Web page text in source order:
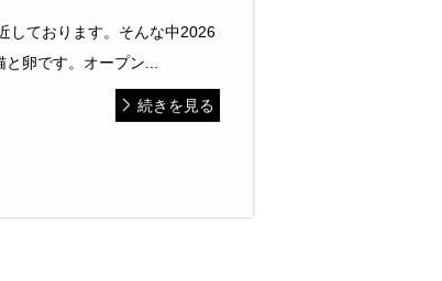
しております。そんな中2026
卵です。オープン...
続きを見る